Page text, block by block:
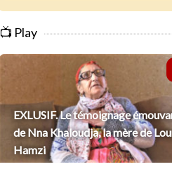
📺 Play
EXLUSIF. Le témoignage
de Nna Khaloudja, la mère de
Hamzi